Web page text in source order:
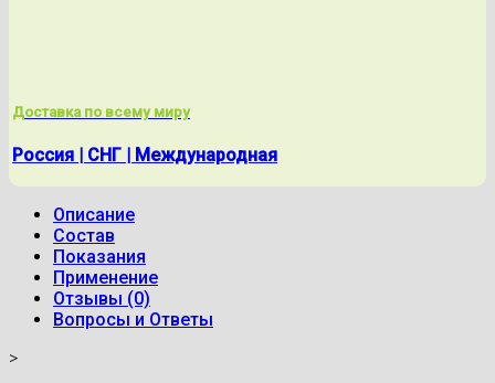
Доставка по всему миру
Россия | СНГ | Международная
Описание
Состав
Показания
Применение
Отзывы (0)
Вопросы и Ответы
>